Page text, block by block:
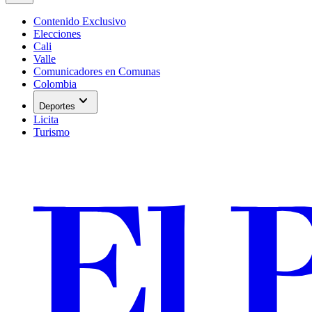
Contenido Exclusivo
Elecciones
Cali
Valle
Comunicadores en Comunas
Colombia
Deportes expand_more
Licita
Turismo